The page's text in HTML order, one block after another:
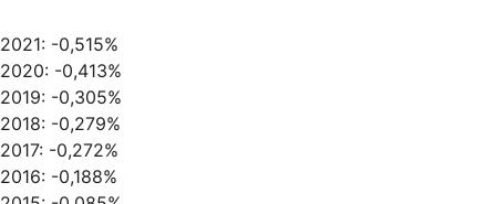
2021: -0,515%
2020: -0,413%
2019: -0,305%
2018: -0,279%
2017: -0,272%
2016: -0,188%